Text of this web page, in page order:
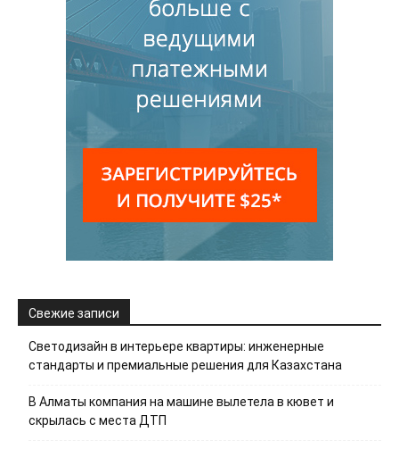
Свежие записи
Светодизайн в интерьере квартиры: инженерные
стандарты и премиальные решения для Казахстана
В Алматы компания на машине вылетела в кювет и
скрылась с места ДТП